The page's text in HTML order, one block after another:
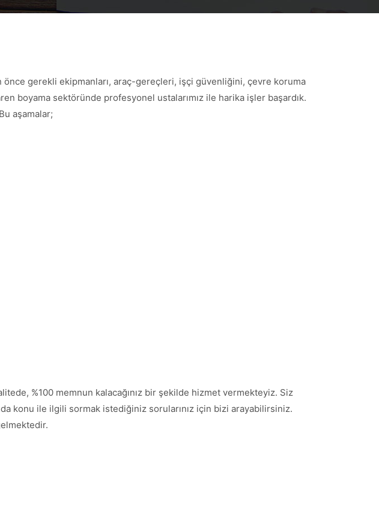
gerekli ekipmanları, araç-gereçleri, işçi güvenliğini, çevre koruma
boyama sektöründe profesyonel ustalarımız ile harika işler başardık.
aşamalar;
%100 memnun kalacağınız bir şekilde hizmet vermekteyiz. Siz
konu ile ilgili sormak istediğiniz sorularınız için bizi arayabilirsiniz.